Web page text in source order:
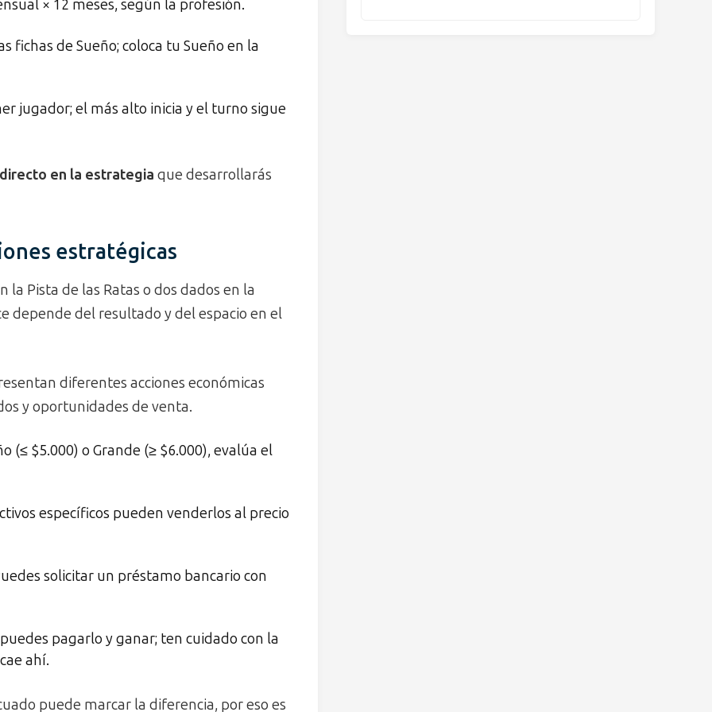
× 12 meses, según la profesión.
fichas de Sueño; coloca tu Sueño en la
jugador; el más alto inicia y el turno sigue
en la estrategia que desarrollarás
estratégicas
Pista de las Ratas o dos dados en la
depende del resultado y del espacio en el
diferentes acciones económicas
y oportunidades de venta.
(≤ $5.000) o Grande (≥ $6.000), evalúa el
específicos pueden venderlos al precio
solicitar un préstamo bancario con
pagarlo y ganar; ten cuidado con la
ahí.
puede marcar la diferencia, por eso es